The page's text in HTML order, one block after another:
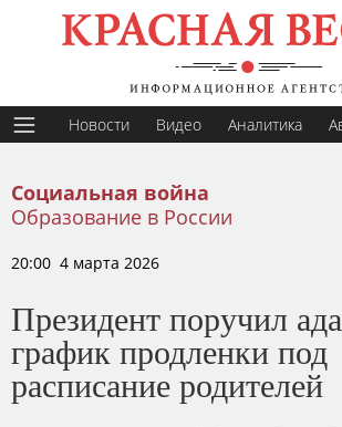
Новости Видео Аналитика
Социальная война
Образование в России
20:00 4 марта 2026
Президент поручил
график продленки под
расписание родителей